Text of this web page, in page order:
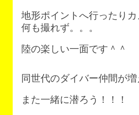
地形ポイントへ行ったり
何も撮れず。。。
陸の楽しい一面です＾＾
同世代のダイバー仲間が
また一緒に潜ろう！！！